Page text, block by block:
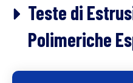
Teste di
Polimeriche